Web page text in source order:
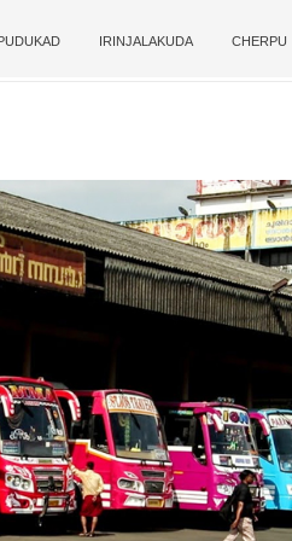
IRINJALAKUDA CHERPU